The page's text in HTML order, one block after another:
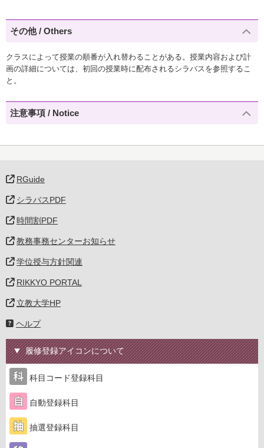
その他 / Others
クラスによって授業の順番が入れ替わることがある。授業内容および計
画の詳細については、初回の授業時に配布されるシラバスを参照するこ
と。
注意事項 / Notice
RGuide
シラバスPDF
時間割PDF
教務事務センターお知らせ
学位授与方針関連
RIKKYO PORTAL
立教大学HP
ヘルプ
履修登録アイコンについて
科目コード登録科目
自動登録科目
抽選登録科目